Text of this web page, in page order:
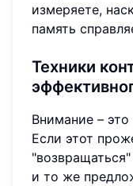
измеряете,
память
Техники
Внимание –
Если этот
и то же